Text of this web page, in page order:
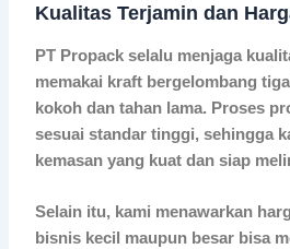
Kualitas Terjamin dan
PT Propack selalu menjaga
memakai kraft bergelombang
kokoh dan tahan lama. Proses
sesuai standar tinggi, sehingga
kemasan yang kuat dan siap
Selain itu, kami menawarkan
bisnis kecil maupun besar bisa